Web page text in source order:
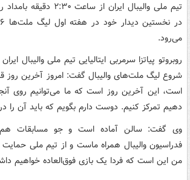
می‌رود.
روبروتو پیاتزا سرمربی ایتالیایی تیم ملی والیبال
شروع لیگ ملت‌های والیبال گفت: امروز آخرین روز
است، این آخرین روز است که ما می‌توانیم روی
دهیم تمرکز کنیم. دوست دارم بگویم که باید آن را
وی گفت: سالن آماده است و جو مسابقات
فدراسیون والیبال همراه ماست و از تیم ملی
من این است که فردا یک بازی فوق‌العاده خواهیم